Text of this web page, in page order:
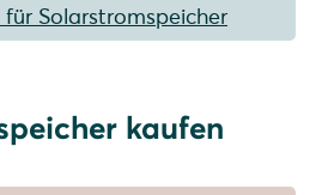
für Solarstromspeicher
kaufen